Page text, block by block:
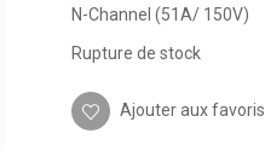
N-Channel (51A/ 150V)
Rupture de stock
Ajouter aux favoris